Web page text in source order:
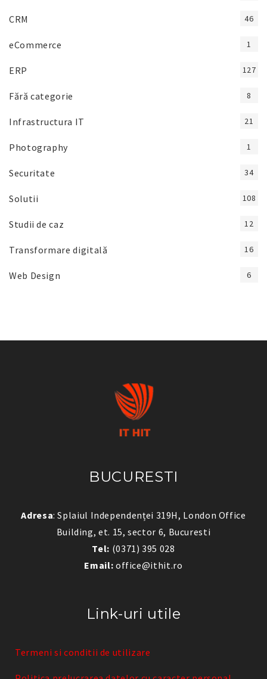
CRM 46
eCommerce 1
ERP 127
Fără categorie 8
Infrastructura IT 21
Photography 1
Securitate 34
Solutii 108
Studii de caz 12
Transformare digitală 16
Web Design 6
BUCURESTI
Adresa: Splaiul Independenței 319H, London Office
Building, et. 15, sector 6, Bucuresti
Tel: (0371) 395 028
Email: office@ithit.ro
Link-uri utile
Termeni si conditii de utilizare